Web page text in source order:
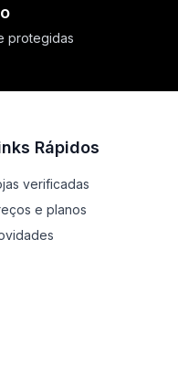
protegidas
Rápidos
verificadas
e planos